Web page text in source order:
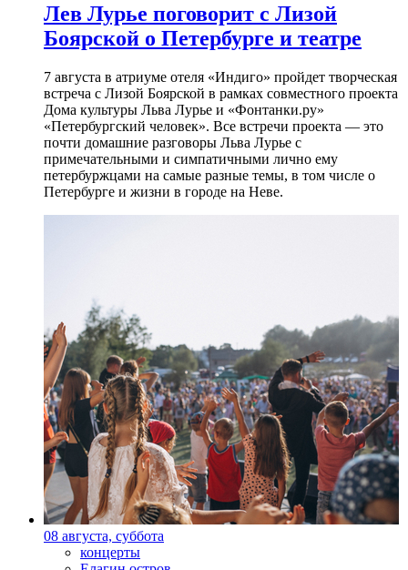
Лев Лурье поговорит с Лизой
Боярской о Петербурге и театре
7 августа в атриуме отеля «Индиго» пройдет творческая
встреча с Лизой Боярской в рамках совместного проекта
Дома культуры Льва Лурье и «Фонтанки.ру»
«Петербургский человек». Все встречи проекта — это
почти домашние разговоры Льва Лурье с
примечательными и симпатичными лично ему
петербуржцами на самые разные темы, в том числе о
Петербурге и жизни в городе на Неве.
08 августа, суббота
концерты